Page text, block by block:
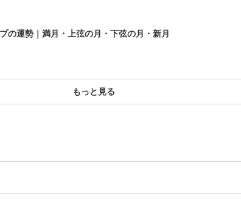
の運勢｜満月・上弦の月・下弦の月・新月
もっと見る